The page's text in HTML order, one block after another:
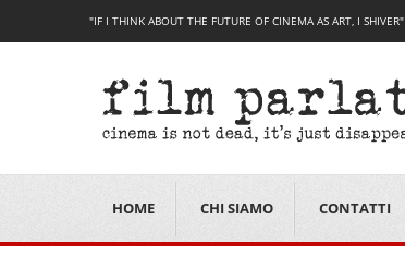
"IF I THINK ABOUT THE FUTURE OF CINEMA AS ART, I SHIVER"
HOME CHI SIAMO CONTATTI